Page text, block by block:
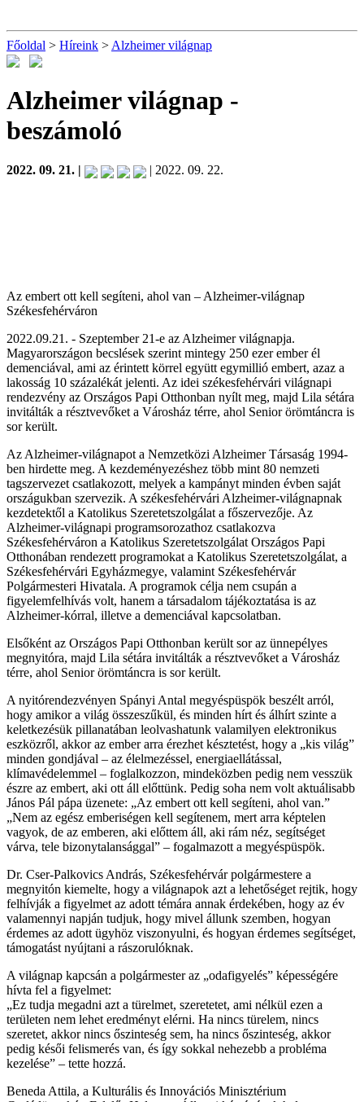
Főoldal > Híreink > Alzheimer világnap
Alzheimer világnap -
beszámoló
2022. 09. 21. | | 2022. 09. 22.
Az embert ott kell segíteni, ahol van – Alzheimer-világnap
Székesfehérváron
2022.09.21. - Szeptember 21-e az Alzheimer világnapja.
Magyarországon becslések szerint mintegy 250 ezer ember él
demenciával, ami az érintett körrel együtt egymillió embert, azaz a
lakosság 10 százalékát jelenti. Az idei székesfehérvári világnapi
rendezvény az Országos Papi Otthonban nyílt meg, majd Lila sétára
invitálták a résztvevőket a Városház térre, ahol Senior örömtáncra is
sor került.
Az Alzheimer-világnapot a Nemzetközi Alzheimer Társaság 1994-
ben hirdette meg. A kezdeményezéshez több mint 80 nemzeti
tagszervezet csatlakozott, melyek a kampányt minden évben saját
országukban szervezik. A székesfehérvári Alzheimer-világnapnak
kezdetektől a Katolikus Szeretetszolgálat a főszervezője. Az
Alzheimer-világnapi programsorozathoz csatlakozva
Székesfehérváron a Katolikus Szeretetszolgálat Országos Papi
Otthonában rendezett programokat a Katolikus Szeretetszolgálat, a
Székesfehérvári Egyházmegye, valamint Székesfehérvár
Polgármesteri Hivatala. A programok célja nem csupán a
figyelemfelhívás volt, hanem a társadalom tájékoztatása is az
Alzheimer-kórral, illetve a demenciával kapcsolatban.
Elsőként az Országos Papi Otthonban került sor az ünnepélyes
megnyitóra, majd Lila sétára invitálták a résztvevőket a Városház
térre, ahol Senior örömtáncra is sor került.
A nyitórendezvényen Spányi Antal megyéspüspök beszélt arról,
hogy amikor a világ összeszűkül, és minden hírt és álhírt szinte a
keletkezésük pillanatában leolvashatunk valamilyen elektronikus
eszközről, akkor az ember arra érezhet késztetést, hogy a „kis világ”
minden gondjával – az élelmezéssel, energiaellátással,
klímavédelemmel – foglalkozzon, mindeközben pedig nem vesszük
észre az embert, aki ott áll előttünk. Pedig soha nem volt aktuálisabb
János Pál pápa üzenete: „Az embert ott kell segíteni, ahol van.”
„Nem az egész emberiségen kell segítenem, mert arra képtelen
vagyok, de az emberen, aki előttem áll, aki rám néz, segítséget
várva, tele bizonytalansággal” – fogalmazott a megyéspüspök.
Dr. Cser-Palkovics András, Székesfehérvár polgármestere a
megnyitón kiemelte, hogy a világnapok azt a lehetőséget rejtik, hogy
felhívják a figyelmet az adott témára annak érdekében, hogy az év
valamennyi napján tudjuk, hogy mivel állunk szemben, hogyan
érdemes az adott ügyhöz viszonyulni, és hogyan érdemes segítséget,
támogatást nyújtani a rászorulóknak.
A világnap kapcsán a polgármester az „odafigyelés” képességére
hívta fel a figyelmet:
„Ez tudja megadni azt a türelmet, szeretetet, ami nélkül ezen a
területen nem lehet eredményt elérni. Ha nincs türelem, nincs
szeretet, akkor nincs őszinteség sem, ha nincs őszinteség, akkor
pedig késői felismerés van, és így sokkal nehezebb a probléma
kezelése” – tette hozzá.
Beneda Attila, a Kulturális és Innovációs Minisztérium